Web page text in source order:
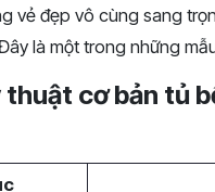
vẻ đẹp vô cùng sang
là một trong những
cơ bản tủ